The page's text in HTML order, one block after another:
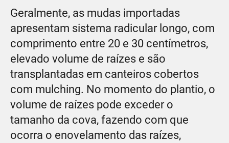
Geralmente, as mudas importadas
apresentam sistema radicular longo, com
comprimento entre 20 e 30 centímetros,
elevado volume de raízes e são
transplantadas em canteiros cobertos
com mulching. No momento do plantio, o
volume de raízes pode exceder o
tamanho da cova, fazendo com que
ocorra o enovelamento das raízes,